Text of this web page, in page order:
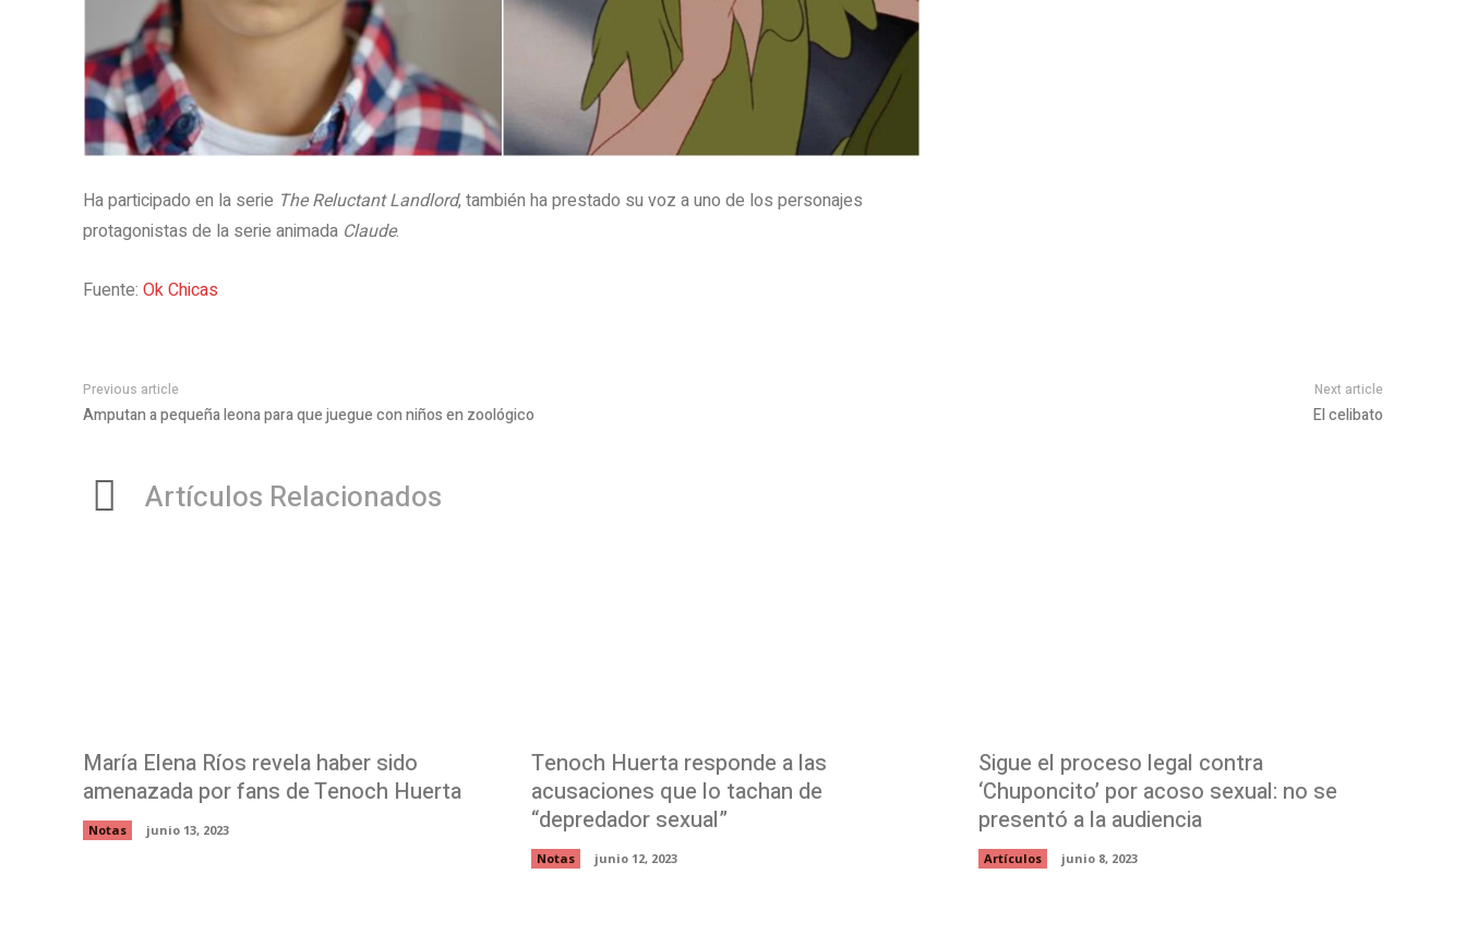
Ha participado en la serie The Reluctant Landlord, también ha prestado su voz a uno de los personajes
protagonistas de la serie animada Claude.
Fuente: Ok Chicas
Previous article
Amputan a pequeña leona para que juegue con niños en zoológico
Next article
El celibato
Artículos Relacionados
María Elena Ríos revela haber sido
amenazada por fans de Tenoch Huerta
Notas junio 13, 2023
Tenoch Huerta responde a las
acusaciones que lo tachan de
“depredador sexual”
Notas junio 12, 2023
Sigue el proceso legal contra
‘Chuponcito’ por acoso sexual: no se
presentó a la audiencia
Artículos junio 8, 2023